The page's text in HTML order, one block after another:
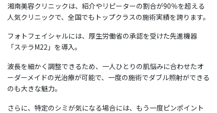
湘南美容クリニックは、紹介やリピーターの割合が90％を超える
人気クリニックで、全国でもトップクラスの施術実績を誇ります。
フォトフェイシャルには、厚生労働省の承認を受けた先進機器
「ステラM22」を導入。
波長を細かく調整できるため、一人ひとりの肌悩みに合わせたオ
ーダーメイドの光治療が可能で、一度の施術でダブル照射ができる
のも大きな魅力。
さらに、特定のシミが気になる場合には、もう一度ピンポイント